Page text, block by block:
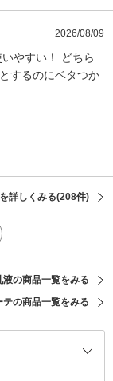
2026/08/09
やすい！ どちら
するのにベタつか
詳しくみる(208件)
液の商品一覧をみる
の商品一覧をみる